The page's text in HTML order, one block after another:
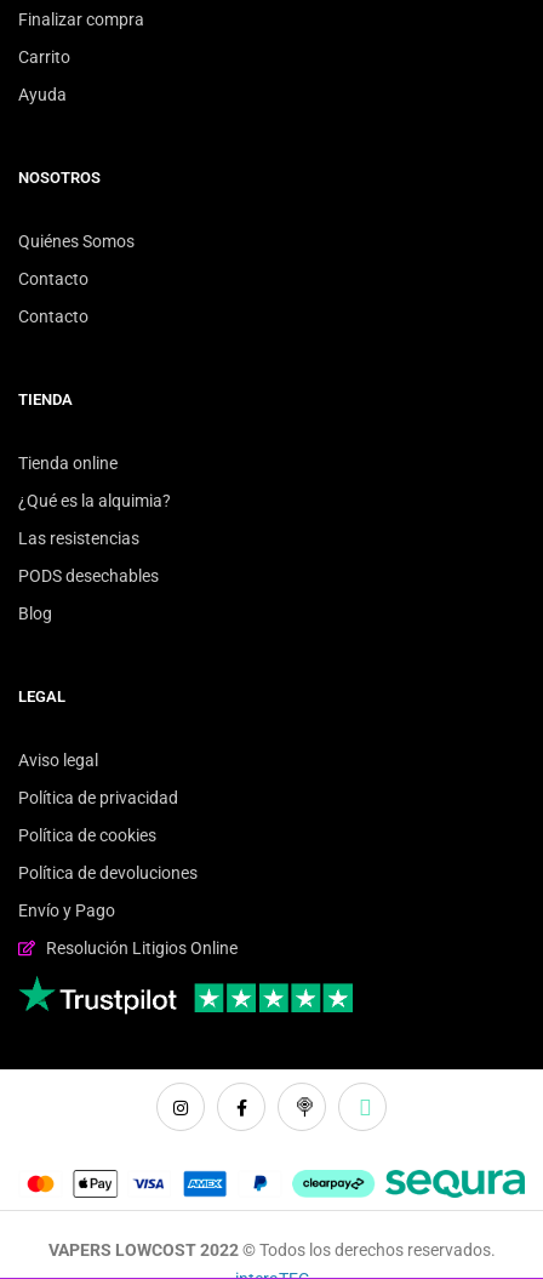
Finalizar compra
Carrito
Ayuda
NOSOTROS
Quiénes Somos
Contacto
Contacto
TIENDA
Tienda online
¿Qué es la alquimia?
Las resistencias
PODS desechables
Blog
LEGAL
Aviso legal
Política de privacidad
Política de cookies
Política de devoluciones
Envío y Pago
Resolución Litigios Online
VAPERS LOWCOST 2022 ©Todos los derechos reservados.